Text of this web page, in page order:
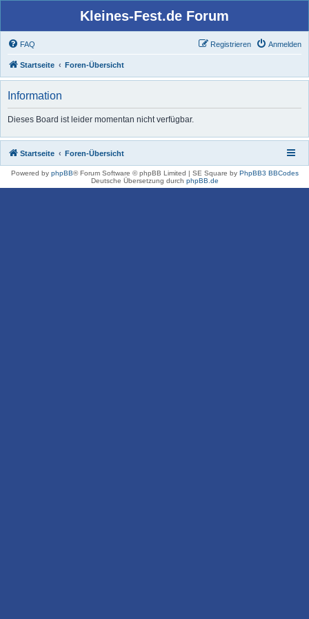
Kleines-Fest.de Forum
FAQ Anmelden
Registrieren
Startseite Foren-Übersicht
Information
Dieses Board ist leider momentan nicht verfügbar.
Startseite Foren-Übersicht
Powered by phpBB® Forum Software © phpBB Limited | SE Square by PhpBB3 BBCodes
Deutsche Übersetzung durch phpBB.de